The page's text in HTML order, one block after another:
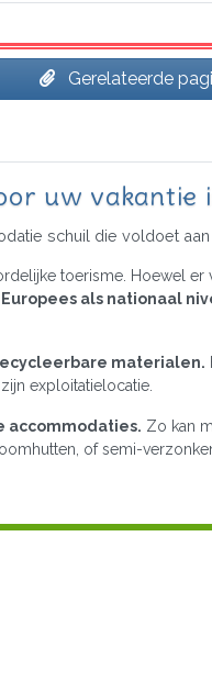
Gerelateerde
uw vakantie
schuil die voldoet aan
toerisme. Hoewel
als nationaal
materialen.
exploitatielocatie.
accommodaties. Zo kan
of semi-